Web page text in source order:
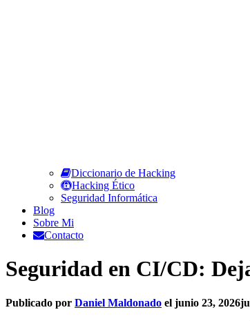
Diccionario de Hacking
Hacking Ético
Seguridad Informática
Blog
Sobre Mi
Contacto
Seguridad en CI/CD:
Publicado por Daniel Maldonado el junio 23, 2026